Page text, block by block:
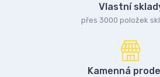
Vlastní
přes 3000 položek
Kamenná